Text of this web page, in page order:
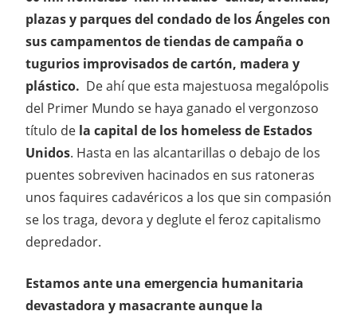
plazas y parques del condado de los Ángeles con
sus campamentos de tiendas de campaña o
tugurios improvisados de cartón, madera y
plástico. De ahí que esta majestuosa megalópolis
del Primer Mundo se haya ganado el vergonzoso
título de la capital de los homeless de Estados
Unidos. Hasta en las alcantarillas o debajo de los
puentes sobreviven hacinados en sus ratoneras
unos faquires cadavéricos a los que sin compasión
se los traga, devora y deglute el feroz capitalismo
depredador.
Estamos ante una emergencia humanitaria
devastadora y masacrante aunque la